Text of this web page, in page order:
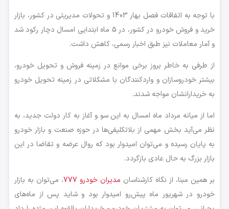
با توجه به اتفاقات فصل بهار 1403 و تحولات مدیریتی در کشور، بازار
خرید و فروش خودرو در کشور، در 5 ماه ابتدایی امسال دچار رکود شد
و آمار معاملات نیز طبق اخبار رسمی، کاهش داشت.
از طرفی به خاطر بروز برخی موانع در زمینه فروش و تحویل خودرو،
بیشتر خودروسازان و واردکنندگان با مشکلاتی در زمینه تحویل خودرو
به خریدارانشان مواجه شدند.
اما از میانه مرداد ماه امسال به این سو و آغاز به کار دولت جدید، به
نظر می‌آید بخش مهمی از بلاتکلیفی‌ها در حوزه صنعت و بازار خودرو
به پایان رسیده و می‌توان امیدوار بود که روال عرضه و تقاضا در این
بازار بزرگ به حال عادی بازگردد.
بر همین مبنا، از نگاه کارشناسان مدیران خودرو 777
، می‌توان به بازار
خودرو در شهریور ماه پیش‌رو امیدوار بود و شاید پس از ماه‌های